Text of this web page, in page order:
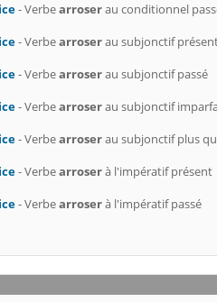
- Verbearroserau conditionnel
- Verbearroserau subjonctif
- Verbearroserau subjonctif passé
- Verbearroserau subjonctif
- Verbearroserau subjonctif plus
- Verbearroserà l'impératif présent
- Verbearroserà l'impératif passé